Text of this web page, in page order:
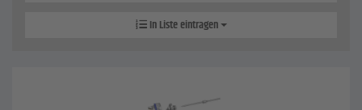
In Liste eintragen